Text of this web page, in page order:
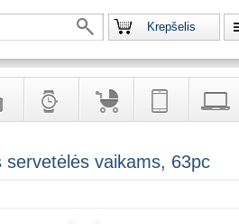
Krepšelis
ir
papuošalai
vaikamsnavigacija
ir ryšio
technika
vaikams, 63pc